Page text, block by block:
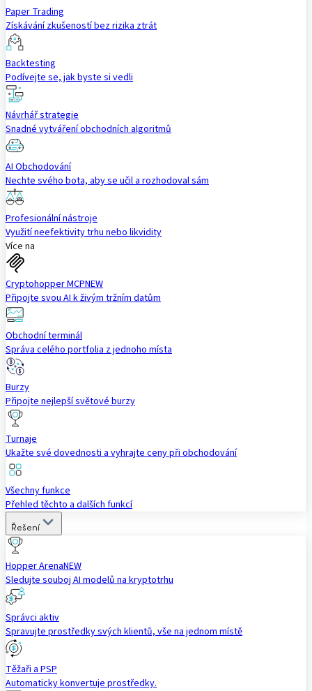
Paper Trading
Získávání zkušeností bez rizika ztrát
Backtesting
Podívejte se, jak byste si vedli
Návrhář strategie
Snadné vytváření obchodních algoritmů
AI Obchodování
Nechte svého bota, aby se učil a rozhodoval sám
Profesionální nástroje
Využití neefektivity trhu nebo likvidity
Více na
Cryptohopper MCPNEW
Připojte svou AI k živým tržním datům
Obchodní terminál
Správa celého portfolia z jednoho místa
Burzy
Připojte nejlepší světové burzy
Turnaje
Ukažte své dovednosti a vyhrajte ceny při obchodování
Všechny funkce
Přehled těchto a dalších funkcí
Řešení
Hopper ArenaNEW
Sledujte souboj AI modelů na kryptotrhu
Správci aktiv
Spravujte prostředky svých klientů, vše na jednom místě
Těžaři a PSP
Automaticky konvertuje prostředky.